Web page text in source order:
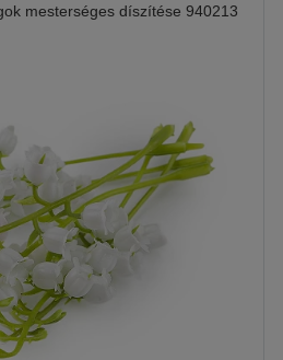
mesterséges díszítése 940213